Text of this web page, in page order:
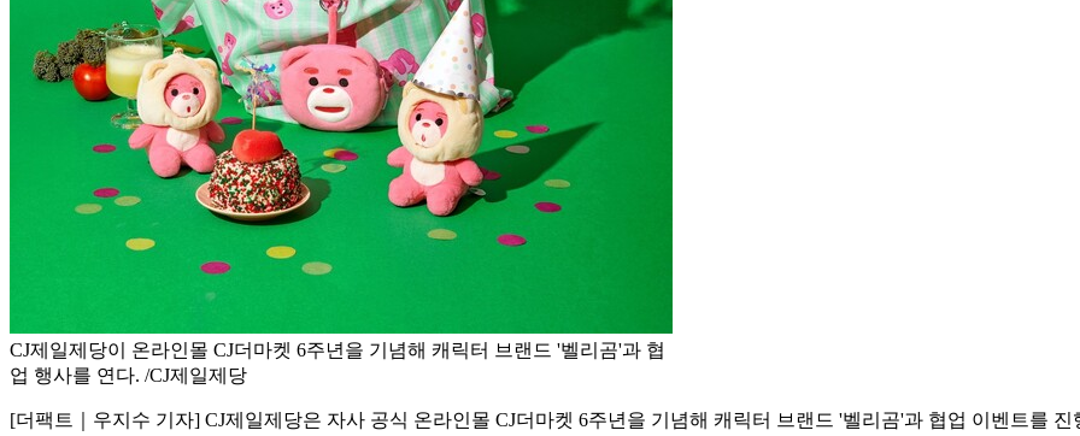
CJ제일제당이 온라인몰 CJ더마켓 6주년을 기념해 캐릭터 브랜드 '벨리곰'과 협
업 행사를 연다. /CJ제일제당
[더팩트｜우지수 기자] CJ제일제당은 자사 공식 온라인몰 CJ더마켓 6주년을 기념해 캐릭터 브랜드 '벨리곰'과 협업 이벤트를 진